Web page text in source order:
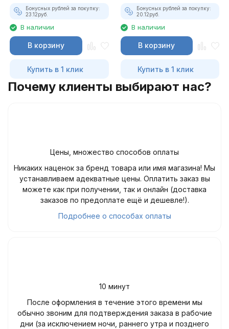
Бонусных рублей за покупку:
23.12руб.
В наличии
В корзину
Купить в 1 клик
Бонусных рублей за покупку:
20.12руб.
В наличии
В корзину
Купить в 1 клик
Почему клиенты выбирают нас?
Цены, множество способов оплаты
Никаких наценок за бренд товара или имя магазина! Мы
устанавливаем адекватные цены. Оплатить заказ вы
можете как при получении, так и онлайн (доставка
заказов по предоплате ещё и дешевле!).
Подробнее о способах оплаты
10 минут
После оформления в течение этого времени мы
обычно звоним для подтверждения заказа в рабочие
дни (за исключением ночи, раннего утра и позднего